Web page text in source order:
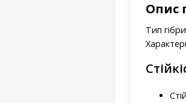
Опис
Тип